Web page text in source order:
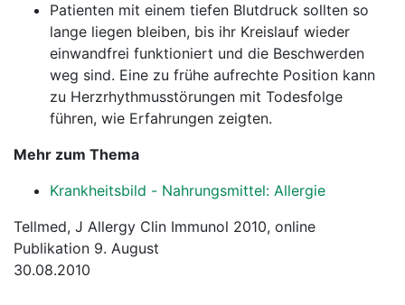
Patienten mit einem tiefen Blutdruck sollten so
lange liegen bleiben, bis ihr Kreislauf wieder
einwandfrei funktioniert und die Beschwerden
weg sind. Eine zu frühe aufrechte Position kann
zu Herzrhythmusstörungen mit Todesfolge
führen, wie Erfahrungen zeigten.
Mehr zum Thema
Krankheitsbild - Nahrungsmittel: Allergie
Tellmed, J Allergy Clin Immunol 2010, online
Publikation 9. August
30.08.2010